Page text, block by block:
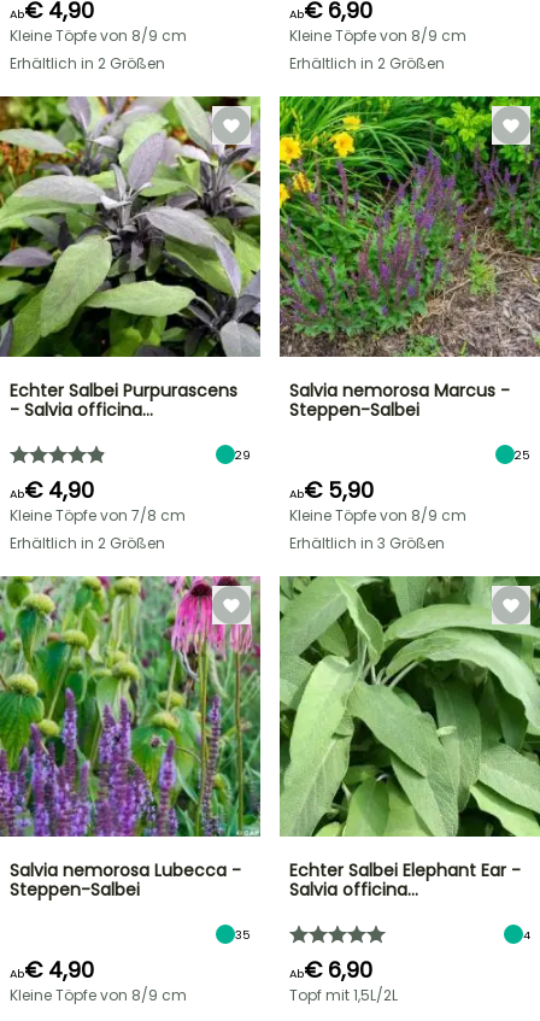
Ab€ 4,90
Kleine Töpfe von 8/9 cm
Erhältlich in 2 Größen
Ab€ 6,90
Kleine Töpfe von 8/9 cm
Erhältlich in 2 Größen
Echter Salbei Purpurascens
- Salvia officina…
29
Ab€ 4,90
Kleine Töpfe von 7/8 cm
Erhältlich in 2 Größen
Salvia nemorosa Marcus -
Steppen-Salbei
25
Ab€ 5,90
Kleine Töpfe von 8/9 cm
Erhältlich in 3 Größen
Salvia nemorosa Lubecca -
Steppen-Salbei
35
Ab€ 4,90
Kleine Töpfe von 8/9 cm
Echter Salbei Elephant Ear -
Salvia officina…
4
Ab€ 6,90
Topf mit 1,5L/2L